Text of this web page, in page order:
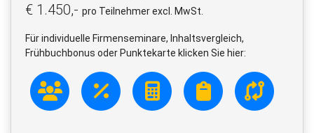
€ 1.450,- pro Teilnehmer excl. MwSt.
Für individuelle Firmenseminare, Inhaltsvergleich,
Frühbuchbonus oder Punktekarte klicken Sie hier: